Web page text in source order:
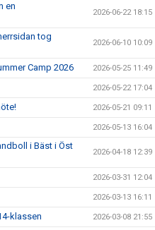
en
2026-06-22 18:15
tog
2026-06-10 10:09
Camp 2026 2026-05-25 11:49
2026-05-22 17:04
2026-05-21 09:11
2026-05-13 16:04
i Bäst i Öst
2026-04-18 12:39
2026-03-31 12:04
2026-03-13 16:11
klassen 2026-03-08 21:55